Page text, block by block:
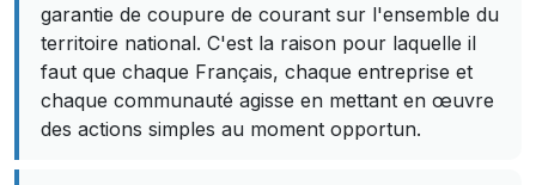
garantie de coupure de courant sur l'ensemble du
territoire national. C'est la raison pour laquelle il
faut que chaque Français, chaque entreprise et
chaque communauté agisse en mettant en œuvre
des actions simples au moment opportun.